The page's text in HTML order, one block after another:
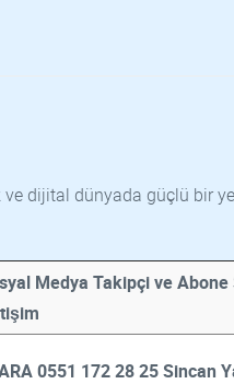
ve dijital dünyada güçlü bir
Medya Takipçi ve Abone
0551 172 28 25 Sincan